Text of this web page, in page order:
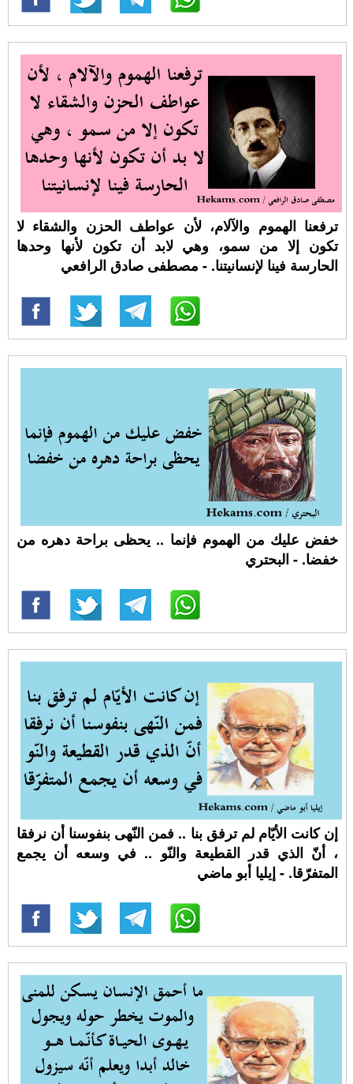
ترفعنا الهموم والآلام، لأن عواطف الحزن والشقاء لا
تكون إلا من سمو، وهي لابد أن تكون لأنها وحدها
الحارسة فينا لإنسانيتنا. - مصطفى صادق الرافعي
خفض عليك من الهموم فإنما .. يحظى براحة دهره من
خفضا. - البحتري
إن كانت الأيّام لم ترفق بنا .. فمن النّهى بنفوسنا أن نرفقا
، أنّ الذي قدر القطيعة والنّو .. في وسعه أن يجمع
المتفرّقا. - إيليا أبو ماضي